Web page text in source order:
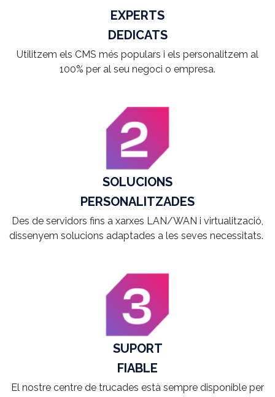
EXPERTS
DEDICATS
Utilitzem els CMS més populars i els personalitzem al
100% per al seu negoci o empresa.
SOLUCIONS
PERSONALITZADES
Des de servidors fins a xarxes LAN/WAN i virtualització,
dissenyem solucions adaptades a les seves necessitats.
SUPORT
FIABLE
El nostre centre de trucades està sempre disponible per